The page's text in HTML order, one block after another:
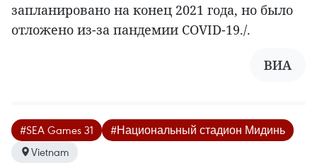
запланировано на конец 2021 года, но было
отложено из-за пандемии COVID-19./.
ВИА
#SEA Games 31
#Национальный стадион Мидинь
Vietnam